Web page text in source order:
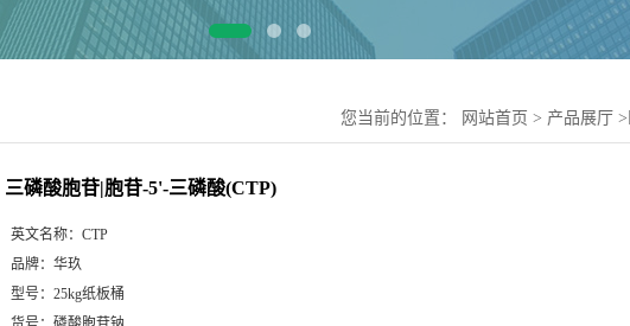
您当前的位置： 网站首页 > 产品展厅 >
三磷酸胞苷|胞苷-5'-三磷酸(CTP)
英文名称： CTP
品牌： 华玖
型号： 25kg纸板桶